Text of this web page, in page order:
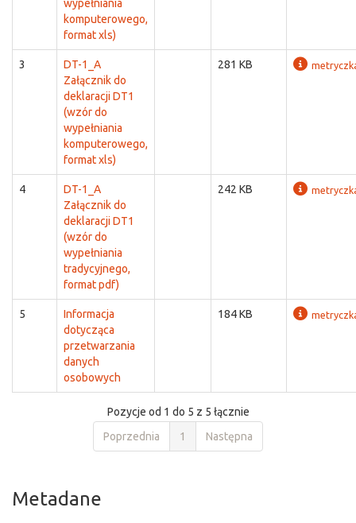
wypełniania
komputerowego,
format xls)
3
DT-1_A
Załącznik do
deklaracji DT1
(wzór do
wypełniania
komputerowego,
format xls)
281 KB
4
DT-1_A
Załącznik do
deklaracji DT1
(wzór do
wypełniania
tradycyjnego,
format pdf)
242 KB
5
Informacja
dotycząca
przetwarzania
danych
osobowych
184 KB
Pozycje od 1 do 5 z 5 łącznie
Poprzednia
1 Następna
Metadane